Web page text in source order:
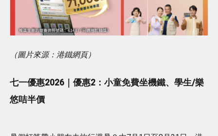
（圖片來源：港鐵網頁）
七一優惠2026｜優惠2：小童免費坐機鐵、學生/樂
悠咭半價